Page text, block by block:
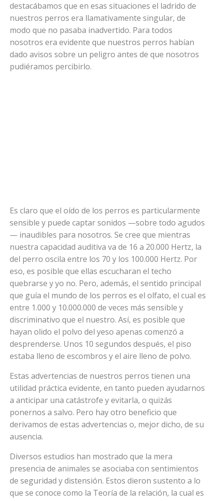
destacábamos que en esas situaciones el ladrido de
nuestros perros era llamativamente singular, de
modo que no pasaba inadvertido. Para todos
nosotros era evidente que nuestros perros habían
dado avisos sobre un peligro antes de que nosotros
pudiéramos percibirlo.
Es claro que el oído de los perros es particularmente
sensible y puede captar sonidos —sobre todo agudos
— inaudibles para nosotros. Se cree que mientras
nuestra capacidad auditiva va de 16 a 20.000 Hertz, la
del perro oscila entre los 70 y los 100.000 Hertz. Por
eso, es posible que ellas escucharan el techo
quebrarse y yo no. Pero, además, el sentido principal
que guía el mundo de los perros es el olfato, el cual es
entre 1.000 y 10.000.000 de veces más sensible y
discriminativo que el nuestro. Así, es posible que
hayan olido el polvo del yeso apenas comenzó a
desprenderse. Unos 10 segundos después, el piso
estaba lleno de escombros y el aire lleno de polvo.
Estas advertencias de nuestros perros tienen una
utilidad práctica evidente, en tanto pueden ayudarnos
a anticipar una catástrofe y evitarla, o quizás
ponernos a salvo. Pero hay otro beneficio que
derivamos de estas advertencias o, mejor dicho, de su
ausencia.
Diversos estudios han mostrado que la mera
presencia de animales se asociaba con sentimientos
de seguridad y distensión. Estos dieron sustento a lo
que se conoce como la Teoría de la relación, la cual es